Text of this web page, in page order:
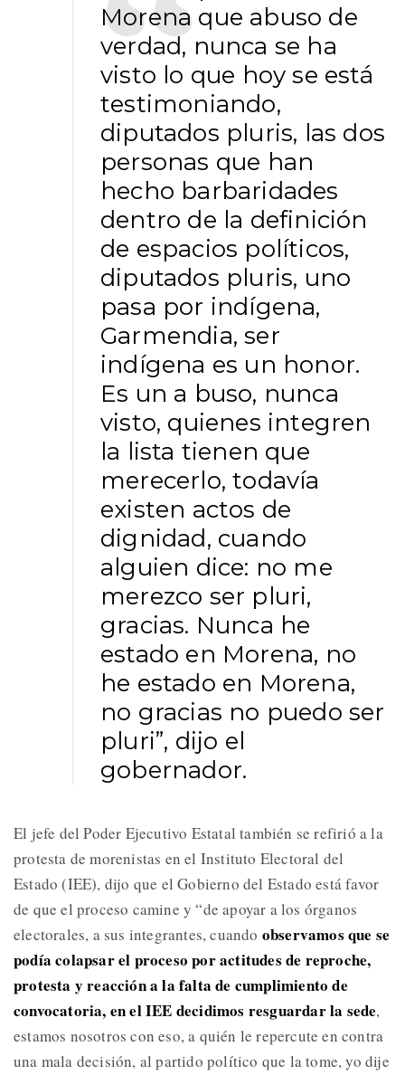
Morena que abuso de
verdad, nunca se ha
visto lo que hoy se está
testimoniando,
diputados pluris, las dos
personas que han
hecho barbaridades
dentro de la definición
de espacios políticos,
diputados pluris, uno
pasa por indígena,
Garmendia, ser
indígena es un honor.
Es un a buso, nunca
visto, quienes integren
la lista tienen que
merecerlo, todavía
existen actos de
dignidad, cuando
alguien dice: no me
merezco ser pluri,
gracias. Nunca he
estado en Morena, no
he estado en Morena,
no gracias no puedo ser
pluri”, dijo el
gobernador.
El jefe del Poder Ejecutivo Estatal también se refirió a la
protesta de morenistas en el Instituto Electoral del
Estado (IEE), dijo que el Gobierno del Estado está favor
de que el proceso camine y “de apoyar a los órganos
electorales, a sus integrantes, cuando observamos que se
podía colapsar el proceso por actitudes de reproche,
protesta y reacción a la falta de cumplimiento de
convocatoria, en el IEE decidimos resguardar la sede,
estamos nosotros con eso, a quién le repercute en contra
una mala decisión, al partido político que la tome, yo dije